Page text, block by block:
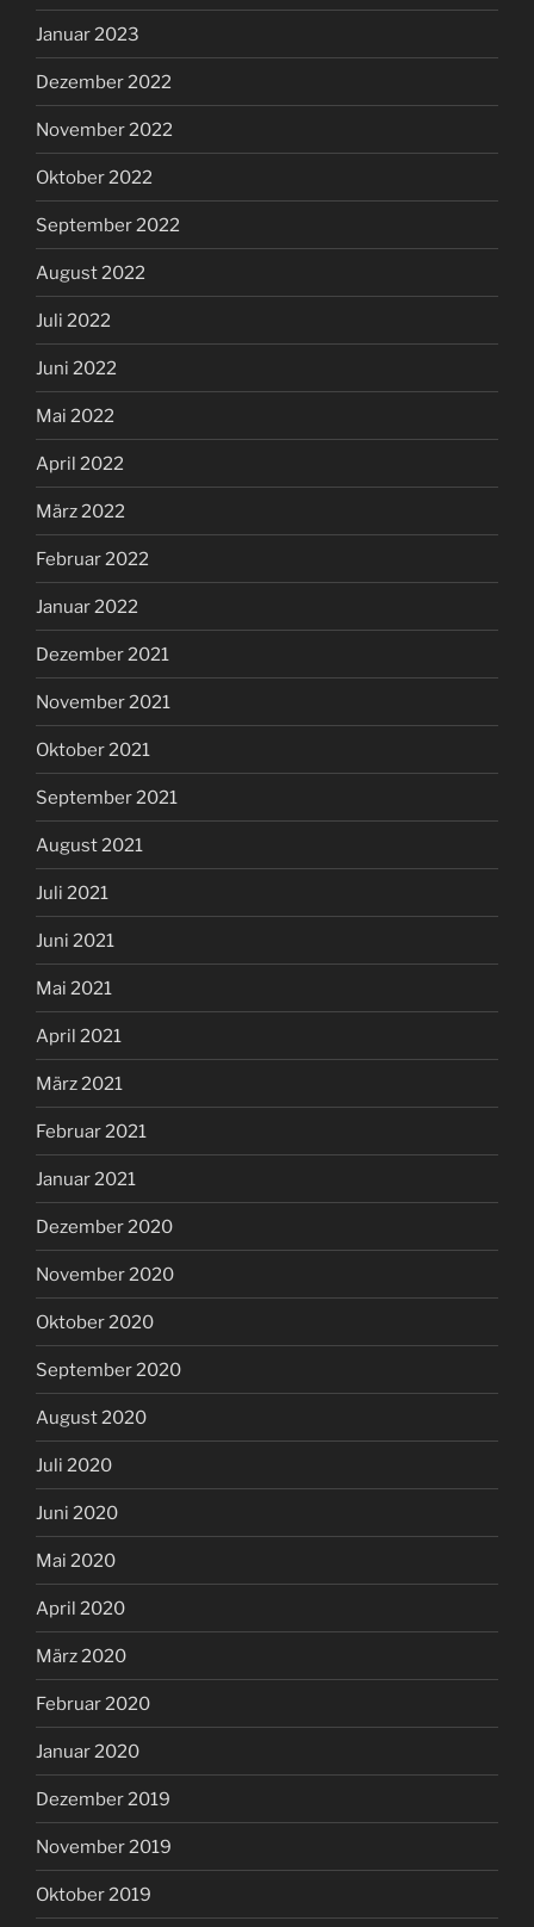
Januar 2023
Dezember 2022
November 2022
Oktober 2022
September 2022
August 2022
Juli 2022
Juni 2022
Mai 2022
April 2022
März 2022
Februar 2022
Januar 2022
Dezember 2021
November 2021
Oktober 2021
September 2021
August 2021
Juli 2021
Juni 2021
Mai 2021
April 2021
März 2021
Februar 2021
Januar 2021
Dezember 2020
November 2020
Oktober 2020
September 2020
August 2020
Juli 2020
Juni 2020
Mai 2020
April 2020
März 2020
Februar 2020
Januar 2020
Dezember 2019
November 2019
Oktober 2019